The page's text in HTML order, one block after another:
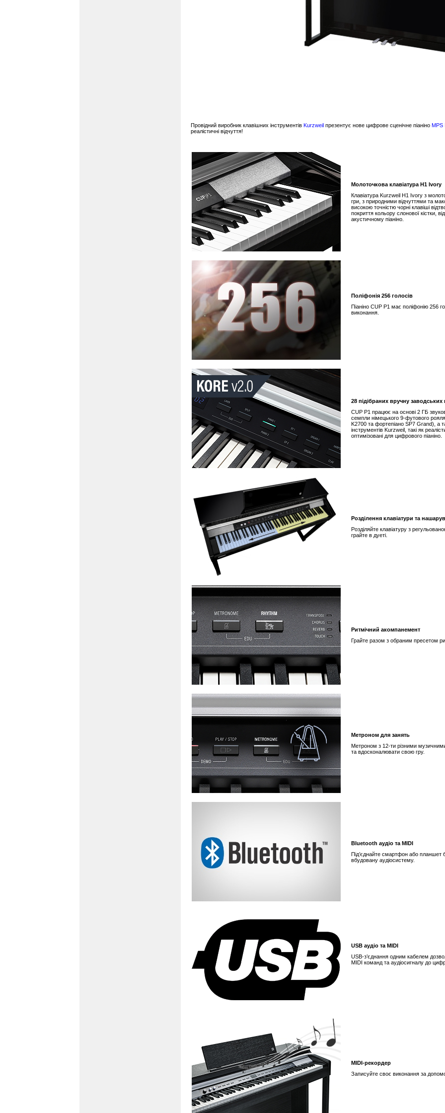
Провідний виробник клавішних інструментів Kurzweil презентує нове цифрове сценічне піаніно MPS
реалістичні відчуття!
Молоточкова клавіатура H1 Ivory
Клавіатура Kurzweil H1 Ivory з
гри, з природними відчуттями та
високою точністю чорні клавіші
покриття кольору слонової кістки,
акустичному піаніно.
Поліфонія 256 голосів
Піаніно CUP P1 має поліфонію 256
виконання.
28 підібраних вручну заводських
CUP P1 працює на основі 2 ГБ
семпли німецького 9-футового
K2700 та фортепіано SP7 Grand), а
інструментів Kurzweil, такі як
оптимізовані для цифрового піаніно.
Розділення клавіатури та
Розділяйте клавіатуру з
грайте в дуеті.
Ритмічний акомпанемент
Грайте разом з обраним пресетом
Метроном для занять
Метроном з 12-ти різними
та вдосконалювати свою гру.
Bluetooth аудіо та MIDI
Під’єднайте смартфон або планшет
вбудовану аудіосистему.
USB аудіо та MIDI
USB-з’єднання одним кабелем
MIDI команд та аудіосигналу до
MIDI-рекордер
Записуйте своє виконання за